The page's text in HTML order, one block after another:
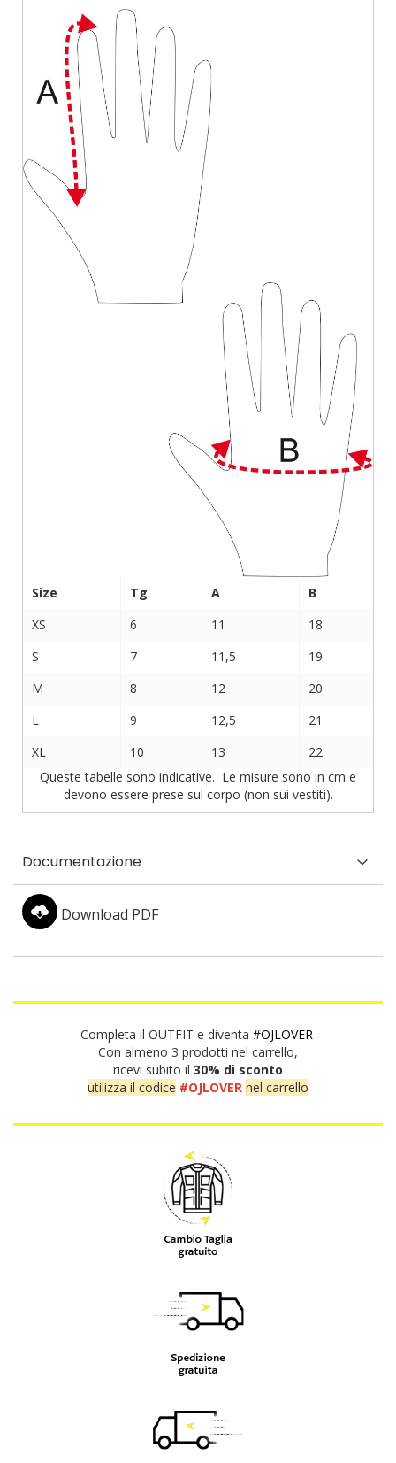
Completa il OUTFIT e diventa #OJLOVER
Con almeno 3 prodotti nel carrello,
ricevi subito il 30% di sconto
utilizza il codice #OJLOVER nel carrello
Size Tg A
B
XS
6 11
18
S
7 11,5
19
M
8 12
20
L
9 12,5
21
XL
10 13
22
Queste tabelle sono indicative. Le misure sono in cm e
devono essere prese sul corpo (non sui vestiti).
Documentazione
Download PDF